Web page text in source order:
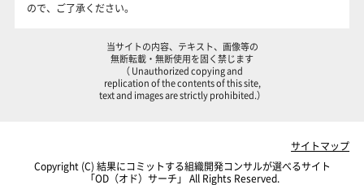
ので、ご了承ください。
当サイトの内容、テキスト、画像等の
無断転載・無断使用を固く禁じます
（ Unauthorized copying and
replication of the contents of this site,
text and images are strictly prohibited.）
サイトマップ
Copyright (C) 結果にコミットする組織開発コンサルが選べるサイト
「OD（オド）サーチ」 All Rights Reserved.